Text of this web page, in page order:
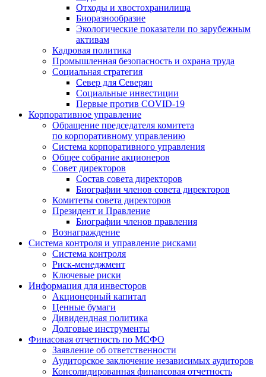
Отходы и хвостохранилища
Биоразнообразие
Экологические показатели по зарубежным
активам
Кадровая политика
Промышленная безопасность и охрана труда
Социальная стратегия
Север для Северян
Социальные инвестиции
Первые против COVID‑19
Корпоративное управление
Обращение председателя комитета
по корпоративному управлению
Система корпоративного управления
Общее собрание акционеров
Совет директоров
Состав совета директоров
Биографии членов совета директоров
Комитеты совета директоров
Президент и Правление
Биографии членов правления
Вознаграждение
Система контроля и управление рисками
Система контроля
Риск-менеджмент
Ключевые риски
Информация для инвесторов
Акционерный капитал
Ценные бумаги
Дивидендная политика
Долговые инструменты
Финасовая отчетность по МСФО
Заявление об ответственности
Аудиторское заключение независимых аудиторов
Консолидированная финансовая отчетность